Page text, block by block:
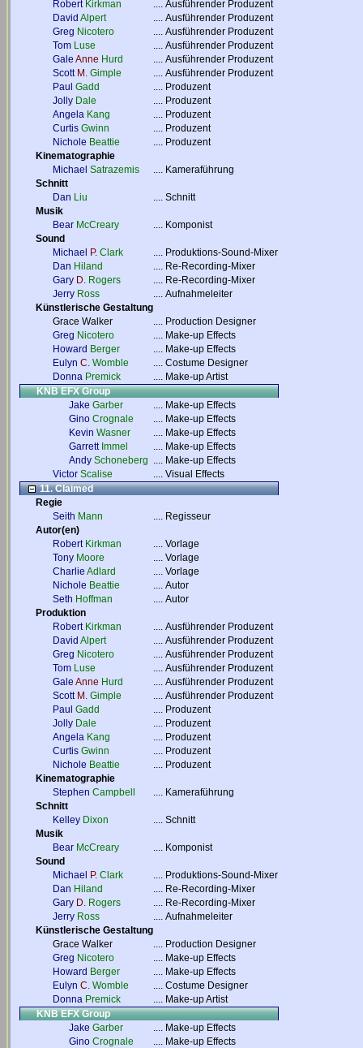
Robert Kirkman .... Ausführender Produzent
David Alpert .... Ausführender Produzent
Greg Nicotero .... Ausführender Produzent
Tom Luse .... Ausführender Produzent
Gale Anne Hurd .... Ausführender Produzent
Scott M. Gimple .... Ausführender Produzent
Paul Gadd .... Produzent
Jolly Dale .... Produzent
Angela Kang .... Produzent
Curtis Gwinn .... Produzent
Nichole Beattie .... Produzent
Kinematographie
Michael Satrazemis .... Kameraführung
Schnitt
Dan Liu .... Schnitt
Musik
Bear McCreary .... Komponist
Sound
Michael
P. Clark .... Produktions-Sound-Mixer
Dan Hiland .... Re-Recording-Mixer
Gary D. Rogers .... Re-Recording-Mixer
Jerry Ross .... Aufnahmeleiter
Künstlerische Gestaltung
Grace Walker
.... Production Designer
Greg Nicotero .... Make-up Effects
Howard Berger .... Make-up Effects
Eulyn C. Womble .... Costume Designer
Donna Premick .... Make-up Artist
KNB EFX Group
Jake Garber .... Make-up Effects
Gino Crognale .... Make-up Effects
Kevin Wasner .... Make-up Effects
Garrett Immel .... Make-up Effects
Andy Schoneberg .... Make-up Effects
Victor Scalise .... Visual Effects
11. Claimed
Regie
Seith Mann .... Regisseur
Autor(en)
Robert Kirkman .... Vorlage
Tony Moore .... Vorlage
Charlie Adlard .... Vorlage
Nichole Beattie .... Autor
Seth Hoffman .... Autor
Produktion
Robert Kirkman .... Ausführender Produzent
David Alpert .... Ausführender Produzent
Greg Nicotero .... Ausführender Produzent
Tom Luse .... Ausführender Produzent
Gale Anne Hurd .... Ausführender Produzent
Scott M. Gimple .... Ausführender Produzent
Paul Gadd .... Produzent
Jolly Dale .... Produzent
Angela Kang .... Produzent
Curtis Gwinn .... Produzent
Nichole Beattie .... Produzent
Kinematographie
Stephen Campbell .... Kameraführung
Schnitt
Kelley Dixon .... Schnitt
Musik
Bear McCreary .... Komponist
Sound
Michael
P. Clark .... Produktions-Sound-Mixer
Dan Hiland .... Re-Recording-Mixer
Gary D. Rogers .... Re-Recording-Mixer
Jerry Ross .... Aufnahmeleiter
Künstlerische Gestaltung
Grace Walker
.... Production Designer
Greg Nicotero .... Make-up Effects
Howard Berger .... Make-up Effects
Eulyn C. Womble .... Costume Designer
Donna Premick .... Make-up Artist
KNB EFX Group
Jake Garber .... Make-up Effects
Gino Crognale .... Make-up Effects